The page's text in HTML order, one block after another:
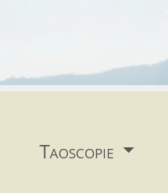
Taoscopie